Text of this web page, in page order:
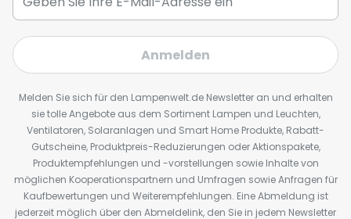
Anmelden
Melden Sie sich für den Lampenwelt.de Newsletter an und erhalten
sie tolle Angebote aus dem Sortiment Lampen und Leuchten,
Ventilatoren, Solaranlagen und Smart Home Produkte, Rabatt-
Gutscheine, Produktpreis-Reduzierungen oder Aktionspakete,
Produktempfehlungen und -vorstellungen sowie Inhalte von
möglichen Kooperationspartnern und Umfragen sowie Anfragen für
Kaufbewertungen und Weiterempfehlungen. Eine Abmeldung ist
jederzeit möglich über den Abmeldelink, den Sie in jedem Newsletter